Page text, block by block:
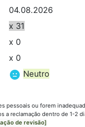
04.08.2026
x 31
x 0
x 0
Neutro
pessoais ou forem
a reclamação dentro de 1-2
de revisão]